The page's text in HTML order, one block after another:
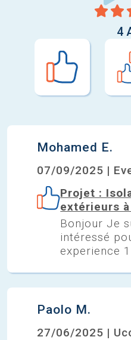
4
Mohamed E.
07/09/2025 |
Projet :
extérieurs
Bonjour Je
intéressé
experience
Paolo M.
27/06/2025 |